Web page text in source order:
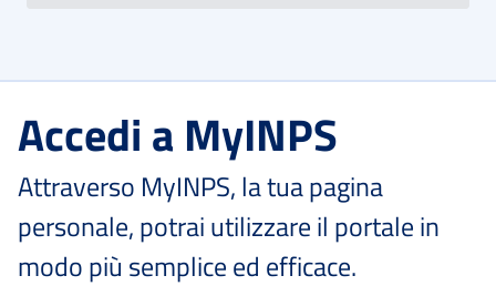
Accedi a MyINPS
Attraverso MyINPS, la tua pagina
personale, potrai utilizzare il portale in
modo più semplice ed efficace.